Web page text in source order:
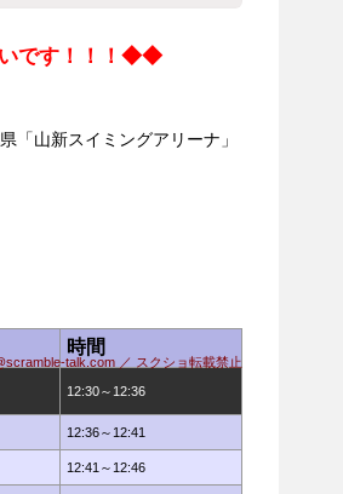
です！！！◆◆
「山新スイミングアリーナ」
talk.com ／ スクショ転載禁止
時間
12:30～12:36
12:36～12:41
12:41～12:46